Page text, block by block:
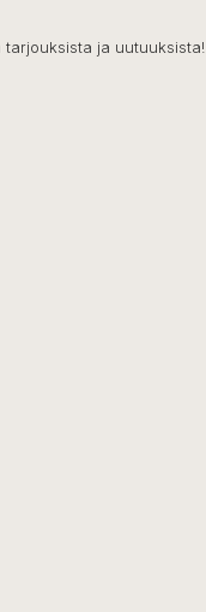
ja uutuuksista!